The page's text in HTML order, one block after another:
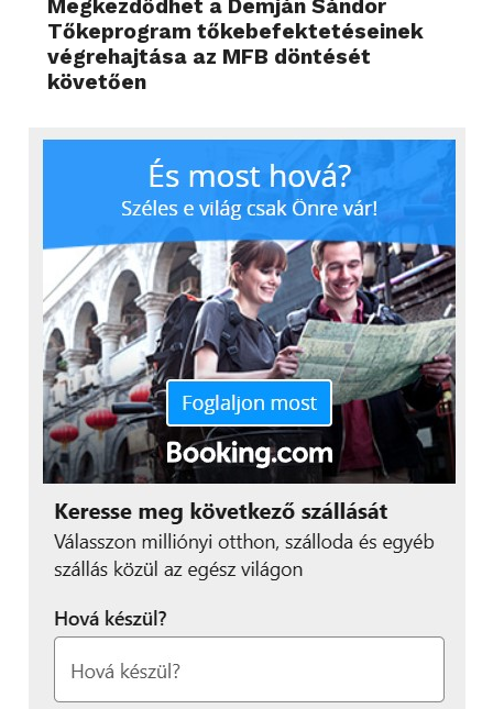
Megkezdődhet a Demján Sándor
Tőkeprogram tőkebefektetéseinek
végrehajtása az MFB döntését
követően